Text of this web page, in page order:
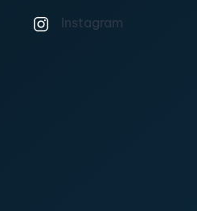
Instagram